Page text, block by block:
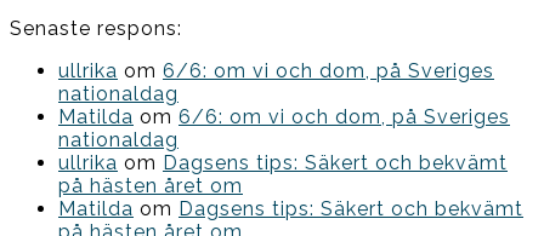
Senaste respons:
ullrika om 6/6: om vi och dom, på Sveriges
nationaldag
Matilda om 6/6: om vi och dom, på Sveriges
nationaldag
ullrika om Dagsens tips: Säkert och bekvämt
på hästen året om
Matilda om Dagsens tips: Säkert och bekvämt